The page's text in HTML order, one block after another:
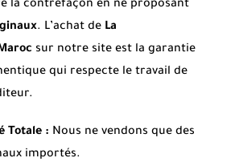
la contrefaçon en ne proposant
. L’achat de La
sur notre site est la garantie
qui respecte le travail de
Totale : Nous ne vendons que des
importés.